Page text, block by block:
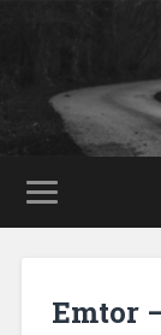
Emtor